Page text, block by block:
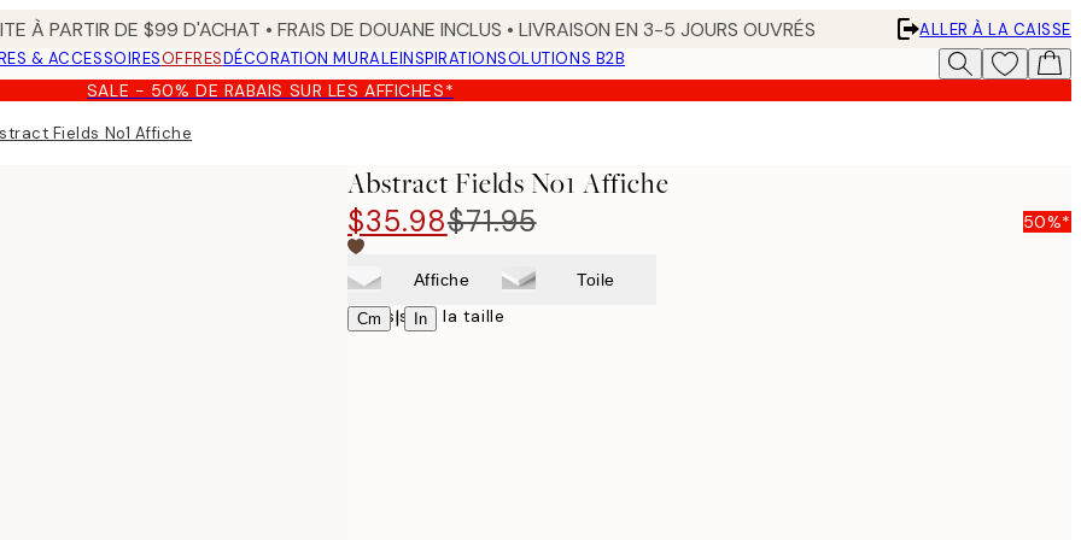
À PARTIR DE $99 D'ACHAT • FRAIS DE DOUANE INCLUS • LIVRAISON EN 3-5 JOURS OUVRÉS
ALLER À LA CAISSE
& ACCESSOIRESOFFRESDÉCORATION MURALEINSPIRATIONSOLUTIONS B2B
SALE - 50% DE RABAIS SUR LES AFFICHES*
Fields No1 Affiche
Abstract Fields No1 Affiche
$35.98$71.95 50%*
Affiche Toile
Cm | In
Choisissez la taille